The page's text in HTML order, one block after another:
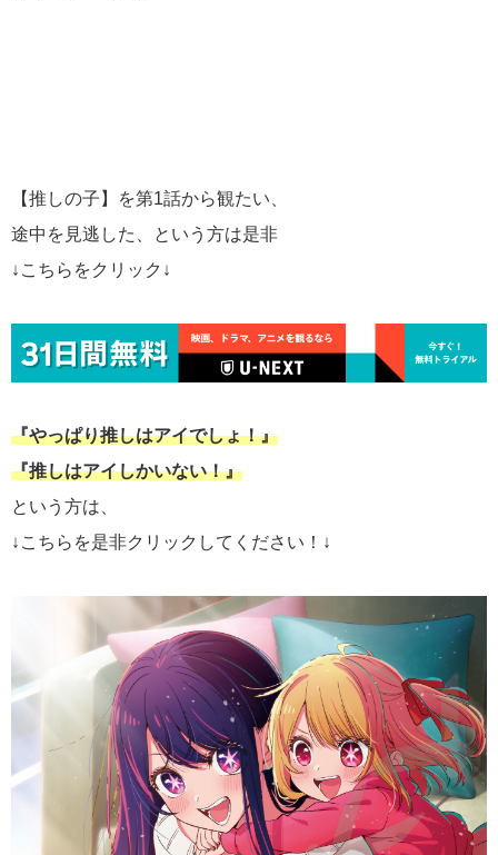
【推しの子】を第1話から観たい、
途中を見逃した、という方は是非
↓こちらをクリック↓
『やっぱり推しはアイでしょ！』
『推しはアイしかいない！』
という方は、
↓こちらを是非クリックしてください！↓